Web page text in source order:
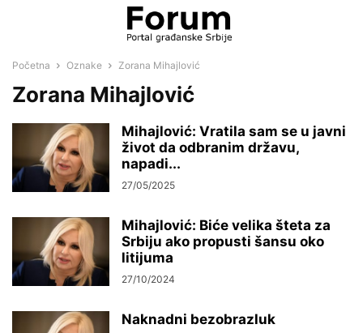
Početna Oznake Zorana Mihajlović
Zorana Mihajlović
Mihajlović: Vratila sam se u javni
život da odbranim državu,
napadi...
27/05/2025
Mihajlović: Biće velika šteta za
Srbiju ako propusti šansu oko
litijuma
27/10/2024
Naknadni bezobrazluk